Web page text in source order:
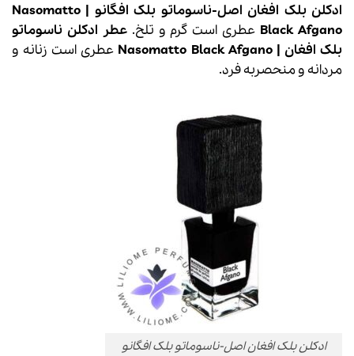
ادکلن بلک افغان اصل-ناسوماتو بلک افگانو | Nasomatto
Black Afgano عطری است گرم و تلخ.عطر ادکلن ناسوماتو
بلک افغان |
Nasomatto Black Afgano
عطری است زنانه و
مردانه و منحصربه فرد.
ادکلن بلک افغان اصل-ناسوماتو بلک افگانو